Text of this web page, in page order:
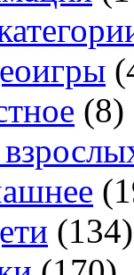
(8)
(134)